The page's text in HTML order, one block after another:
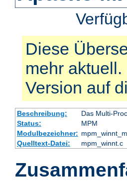
Diese
mehr
Version auf
Beschreibung:
Das Multi-
Status:
MPM
Modulbezeichner:
Quelltext-Datei:
mpm_winnt.c